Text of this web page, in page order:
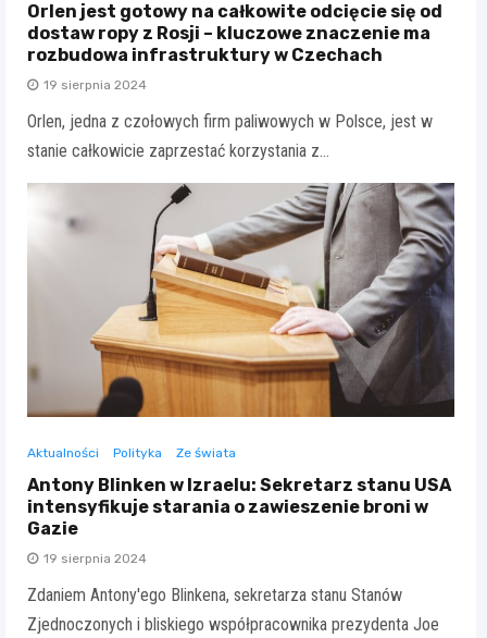
Orlen jest gotowy na całkowite odcięcie się od
dostaw ropy z Rosji – kluczowe znaczenie ma
rozbudowa infrastruktury w Czechach
19 sierpnia 2024
Orlen, jedna z czołowych firm paliwowych w Polsce, jest w
stanie całkowicie zaprzestać korzystania z…
Aktualności Polityka Ze świata
Antony Blinken w Izraelu: Sekretarz stanu USA
intensyfikuje starania o zawieszenie broni w
Gazie
19 sierpnia 2024
Zdaniem Antony'ego Blinkena, sekretarza stanu Stanów
Zjednoczonych i bliskiego współpracownika prezydenta Joe